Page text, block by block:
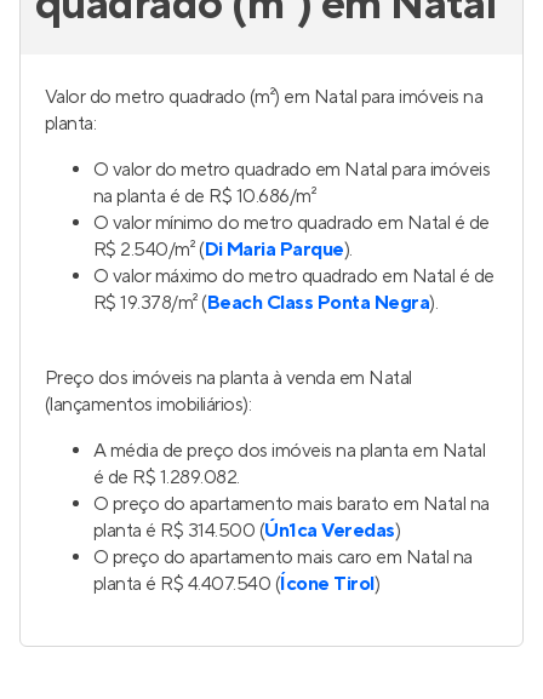
Valor do metro quadrado (m²) em Natal para imóveis na
planta:
O valor do metro quadrado em Natal para imóveis
na planta é de R$ 10.686/m²
O valor mínimo do metro quadrado em Natal é de
R$ 2.540/m² (Di Maria Parque).
O valor máximo do metro quadrado em Natal é de
R$ 19.378/m² (Beach Class Ponta Negra).
Preço dos imóveis na planta à venda em Natal
(lançamentos imobiliários):
A média de preço dos imóveis na planta em Natal
é de R$ 1.289.082.
O preço do apartamento mais barato em Natal na
planta é R$ 314.500 (Ún1ca Veredas)
O preço do apartamento mais caro em Natal na
planta é R$ 4.407.540 (Ícone Tirol)